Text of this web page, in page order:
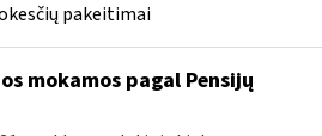
pakeitimai
mokamos pagal Pensijų